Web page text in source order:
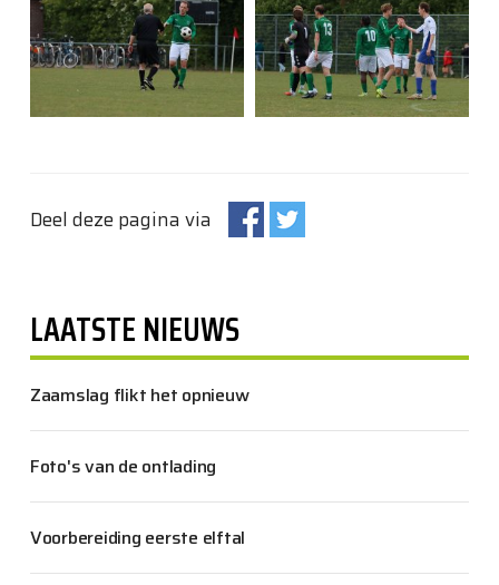
Deel deze pagina via
LAATSTE NIEUWS
Zaamslag flikt het opnieuw
Foto's van de ontlading
Voorbereiding eerste elftal